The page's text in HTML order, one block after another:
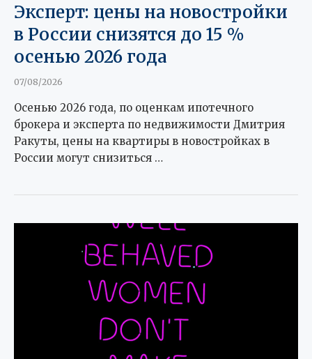
Эксперт: цены на новостройки
в России снизятся до 15 %
осенью 2026 года
07/08/2026
Осенью 2026 года, по оценкам ипотечного
брокера и эксперта по недвижимости Дмитрия
Ракуты, цены на квартиры в новостройках в
России могут снизиться …